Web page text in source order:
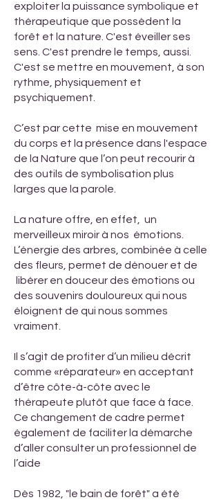
exploiter la puissance symbolique et
thérapeutique que possèdent la
forêt et la nature. C'est éveiller ses
sens. C'est prendre le temps, aussi.
C'est se mettre en mouvement, à son
rythme, physiquement et
psychiquement.
C’est par cette mise en mouvement
du corps et la présence dans l'espace
de la Nature que l’on peut recourir à
des outils de symbolisation plus
larges que la parole.
La nature offre, en effet, un
merveilleux miroir à nos émotions.
L’énergie des arbres, combinée à celle
des fleurs, permet de dénouer et de
libérer en douceur des émotions ou
des souvenirs douloureux qui nous
éloignent de qui nous sommes
vraiment.
Il s’agit de profiter d’un milieu décrit
comme «réparateur» en acceptant
d’être côte-à-côte avec le
thérapeute plutôt que face à face.
Ce changement de cadre permet
également de faciliter la démarche
d’aller consulter un professionnel de
l’aide
Dès 1982, "le bain de forêt" a été